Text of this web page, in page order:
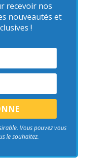
recevoir nos
nouveautés et
!
Vous pouvez vous
le souhaitez.